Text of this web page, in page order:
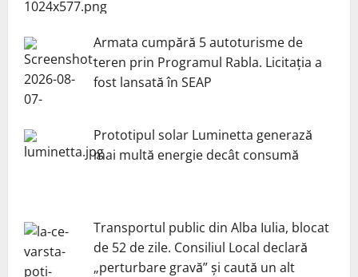
Armata cumpără 5 autoturisme de
teren prin Programul Rabla. Licitația a
fost lansată în SEAP
Prototipul solar Luminetta generază
mai multă energie decât consumă
Transportul public din Alba Iulia, blocat
de 52 de zile. Consiliul Local declară
„perturbare gravă” și caută un alt